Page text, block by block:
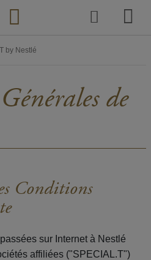
by Nestlé
de
Conditions
sur Internet à Nestlé
affiliées ("SPECIAL.T")